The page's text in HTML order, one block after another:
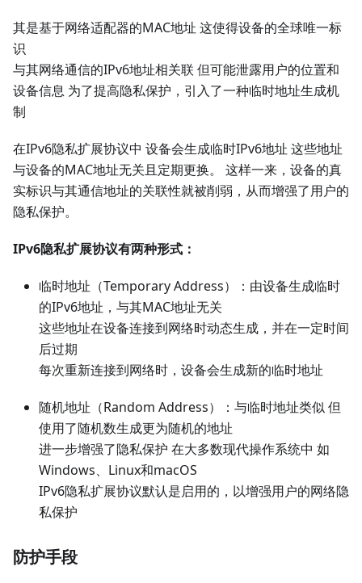
其是基于网络适配器的MAC地址 这使得设备的全球唯一标
识
与其网络通信的IPv6地址相关联 但可能泄露用户的位置和
设备信息 为了提高隐私保护，引入了一种临时地址生成机
制
在IPv6隐私扩展协议中 设备会生成临时IPv6地址 这些地址
与设备的MAC地址无关且定期更换。 这样一来，设备的真
实标识与其通信地址的关联性就被削弱，从而增强了用户的
隐私保护。
IPv6隐私扩展协议有两种形式：
临时地址（Temporary Address）：由设备生成临时
的IPv6地址，与其MAC地址无关
这些地址在设备连接到网络时动态生成，并在一定时间
后过期
每次重新连接到网络时，设备会生成新的临时地址
随机地址（Random Address）：与临时地址类似 但
使用了随机数生成更为随机的地址
进一步增强了隐私保护 在大多数现代操作系统中 如
Windows、Linux和macOS
IPv6隐私扩展协议默认是启用的，以增强用户的网络隐
私保护
防护手段